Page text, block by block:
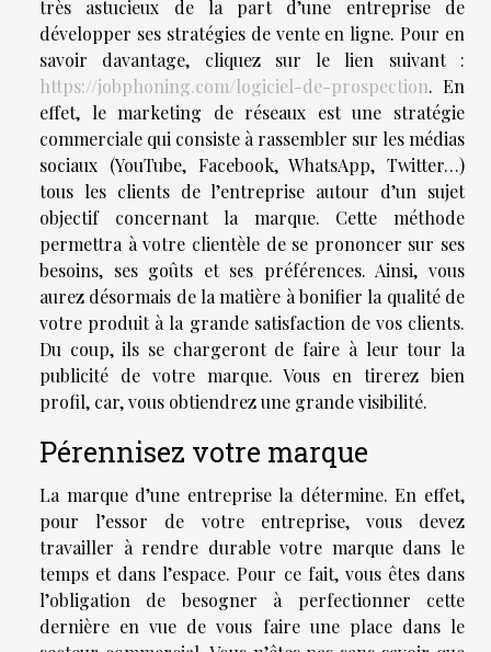
très astucieux de la part d’une entreprise de
développer ses stratégies de vente en ligne. Pour en
savoir davantage, cliquez sur le lien suivant :
https://jobphoning.com/logiciel-de-prospection. En
effet, le marketing de réseaux est une stratégie
commerciale qui consiste à rassembler sur les médias
sociaux (YouTube, Facebook, WhatsApp, Twitter…)
tous les clients de l’entreprise autour d’un sujet
objectif concernant la marque. Cette méthode
permettra à votre clientèle de se prononcer sur ses
besoins, ses goûts et ses préférences. Ainsi, vous
aurez désormais de la matière à bonifier la qualité de
votre produit à la grande satisfaction de vos clients.
Du coup, ils se chargeront de faire à leur tour la
publicité de votre marque. Vous en tirerez bien
profil, car, vous obtiendrez une grande visibilité.
Pérennisez votre marque
La marque d’une entreprise la détermine. En effet,
pour l’essor de votre entreprise, vous devez
travailler à rendre durable votre marque dans le
temps et dans l’espace. Pour ce fait, vous êtes dans
l’obligation de besogner à perfectionner cette
dernière en vue de vous faire une place dans le